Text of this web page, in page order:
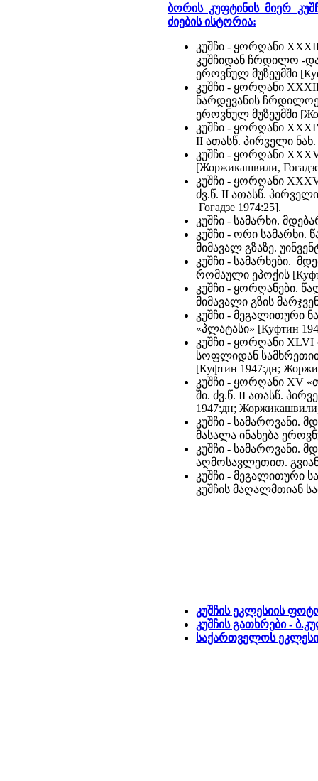
ბორის კუფტინის მიერ
ძიების ისტორია:
კუშჩი - ყორღანი
კუშჩიდან ჩრდილო -
ეროვნულ მუზეუმში
კუშჩი - ყორღანი
ნარდევანის
ეროვნულ მუზეუმში
კუშჩი - ყორღანი
II ათასწ. პირველი ნახ.
კუშჩი - ყორღანი
[Жоржикашвили,
კუშჩი - ყორღანი
ძვ.წ. II ათასწ.
Гогадзе 1974:25].
კუშჩი - სამარხი.
კუშჩი - ორი სამარხი.
მიმავალ გზაზე.
კუშჩი - სამარხები.
რომაული ეპოქის
კუშჩი - ყორღანები.
მიმავალი გზის
კუშჩი - მეგალითური
«პლატასი» [Куфтин
კუშჩი - ყორღანი
სოფლიდან
[Куфтин 1947:дн;
კუშჩი - ყორღანი XV
ში. ძვ.წ. II ათასწ.
1947:дн;
კუშჩი - სამაროვანი.
მასალა ინახება
კუშჩი -
აღმოსავლეთით.
კუშჩი - მეგალითური
კუშჩის მაღალმთიან
კუშჩის ეკლესიის
კუშჩის გათხრები -
საქართველოს